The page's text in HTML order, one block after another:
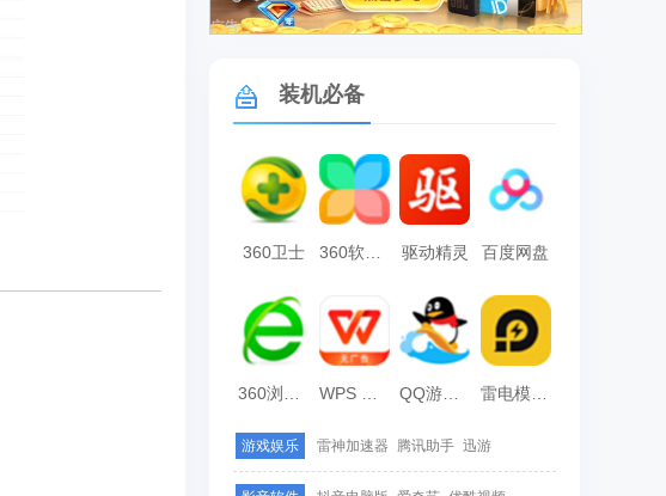
广告
装机必备
360卫士 360软件管家 驱动精灵 百度网盘
雷电模拟器
游戏娱乐 雷神加速器 腾讯助手 迅游